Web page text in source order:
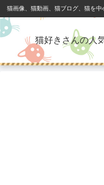
猫画像、猫動画、猫ブログ、猫を中
猫好きさんの人